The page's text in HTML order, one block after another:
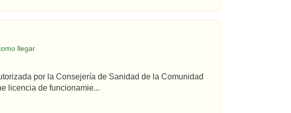
llegar
por la Consejería de Sanidad de la Comunidad
licencia de funcionamie...